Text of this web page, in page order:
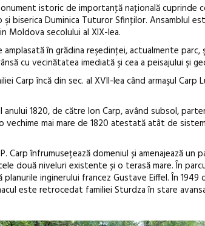
istoric de importanţă naţională cuprinde
biserica Duminica Tuturor Sfinţilor. Ansamblul
Moldova secolului al XIX-lea.
amplasată în grădina reşedinţei, actualmente
cu vecinătatea imediată şi cea a peisajului şi
Carp încă din sec. al XVII-lea când armaşul Carp
1820, de către Ion Carp, având subsol,
vechime mai mare de 1820 atestată atât de
înfrumusețează domeniul și amenajează un
două niveluri existente și o terasă mare. În
inginerului francez Gustave Eiffel. În
este retrocedat familiei Sturdza în stare